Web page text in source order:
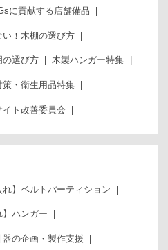
に貢献する店舗備品
い！木棚の選び方
の選び方 木製ハンガー特集
策・衛生用品特集
イト改善委員会
れ】ベルトパーティション
】ハンガー
器の企画・製作支援